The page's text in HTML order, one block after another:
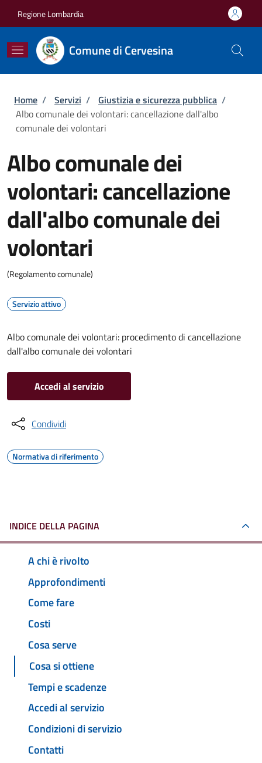
Regione Lombardia
Comune di Cervesina
Briciole di pane
Home / Servizi / Giustizia e sicurezza pubblica /
Albo comunale dei volontari: cancellazione dall'albo
comunale dei volontari
Albo comunale dei
volontari: cancellazione
dall'albo comunale dei
volontari
(Regolamento comunale)
Servizio attivo
Albo comunale dei volontari: procedimento di cancellazione
dall'albo comunale dei volontari
Accedi al servizio
Condividi
Normativa di riferimento
INDICE DELLA PAGINA
A chi è rivolto
Approfondimenti
Come fare
Costi
Cosa serve
Cosa si ottiene
Tempi e scadenze
Accedi al servizio
Condizioni di servizio
Contatti